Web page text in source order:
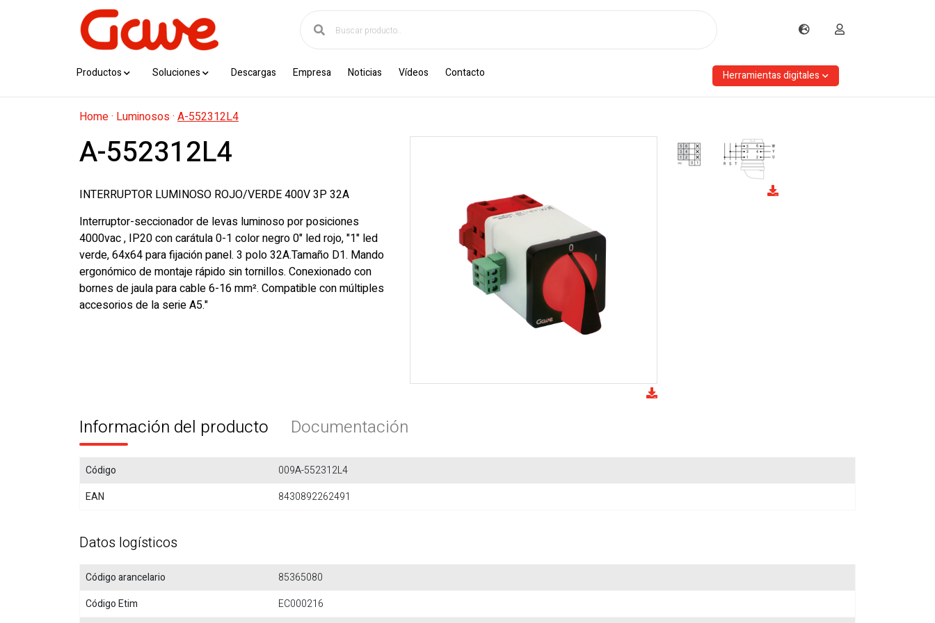
Productos Soluciones Descargas Empresa Noticias Vídeos Contacto Herramientas digitales
Home· Luminosos· A-552312L4
A-552312L4
INTERRUPTOR LUMINOSO ROJO/VERDE 400V 3P 32A
Interruptor-seccionador de levas luminoso por posiciones
4000vac , IP20 con carátula 0-1 color negro 0" led rojo, "1" led
verde, 64x64 para fijación panel. 3 polo 32A.Tamaño D1. Mando
ergonómico de montaje rápido sin tornillos. Conexionado con
bornes de jaula para cable 6-16 mm². Compatible con múltiples
accesorios de la serie A5."
Información del producto Documentación
Código
009A-552312L4
EAN
8430892262491
Datos logísticos
Código arancelario
85365080
Código Etim
EC000216